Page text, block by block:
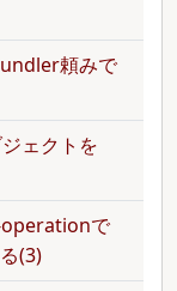
頼みで
ェクトを
で
(3)